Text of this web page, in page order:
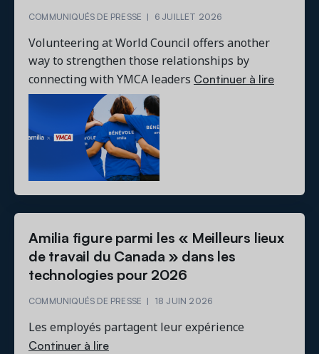
COMMUNIQUÉS DE PRESSE | 6 JUILLET 2026
Volunteering at World Council offers another
way to strengthen those relationships by
connecting with YMCA leaders Continuer à lire
Amilia figure parmi les « Meilleurs lieux
de travail du Canada » dans les
technologies pour 2026
COMMUNIQUÉS DE PRESSE | 18 JUIN 2026
Les employés partagent leur expérience
Continuer à lire